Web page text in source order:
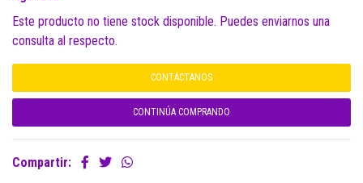
Este producto no tiene stock disponible. Puedes enviarnos una
consulta al respecto.
CONTÁCTANOS
CONTINÚA COMPRANDO
Compartir: